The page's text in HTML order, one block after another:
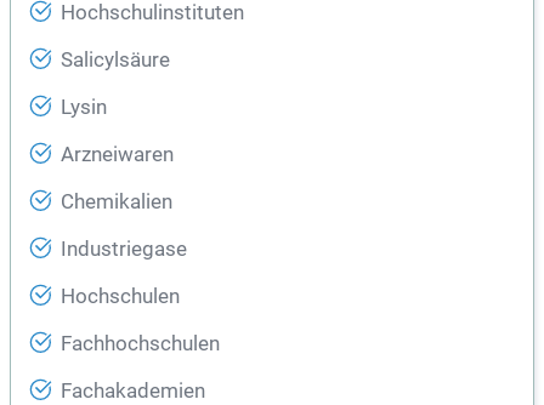
Hochschulinstituten
Salicylsäure
Lysin
Arzneiwaren
Chemikalien
Industriegase
Hochschulen
Fachhochschulen
Fachakademien